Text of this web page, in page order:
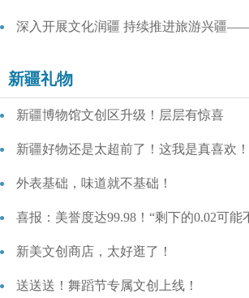
深入开展文化润疆 持续推进旅游兴疆
新疆礼物
新疆博物馆文创区升级！层层有惊喜
新疆好物还是太超前了！这我是真喜欢！
外表基础，味道就不基础！
喜报：美誉度达99.98！“剩下的0.02可能
新美文创商店，太好逛了！
送送送！舞蹈节专属文创上线！